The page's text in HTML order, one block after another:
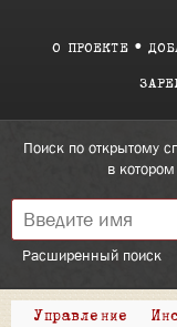
О ПРОЕКТЕ
Поиск по открытому
в
Расширенный поиск
Управление